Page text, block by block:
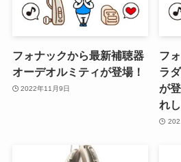
フォナックから最新補聴器
オーデオルミティが登場！
2022年11月9日
フ
ラ
が
れし